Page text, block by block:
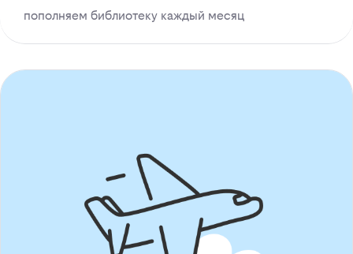
пополняем библиотеку каждый месяц